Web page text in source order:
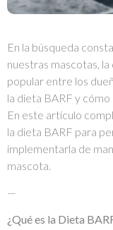
En la búsqueda
nuestras mascotas,
popular entre los
la dieta BARF y
En este artículo
la dieta BARF para
implementarla de
mascota.
—
¿Qué es la Dieta